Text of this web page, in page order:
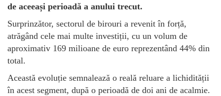
de aceeași perioadă a anului trecut.
Surprinzător, sectorul de birouri a revenit în forță,
atrăgând cele mai multe investiții, cu un volum de
aproximativ 169 milioane de euro reprezentând 44% din
total.
Această evoluție semnalează o reală reluare a lichidității
în acest segment, după o perioadă de doi ani de acalmie.